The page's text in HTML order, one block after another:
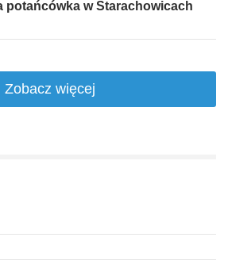
potańcówka w Starachowicach
Zobacz więcej